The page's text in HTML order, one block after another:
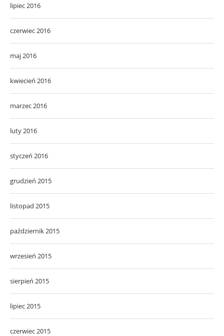
lipiec 2016
czerwiec 2016
maj 2016
kwiecień 2016
marzec 2016
luty 2016
styczeń 2016
grudzień 2015
listopad 2015
październik 2015
wrzesień 2015
sierpień 2015
lipiec 2015
czerwiec 2015